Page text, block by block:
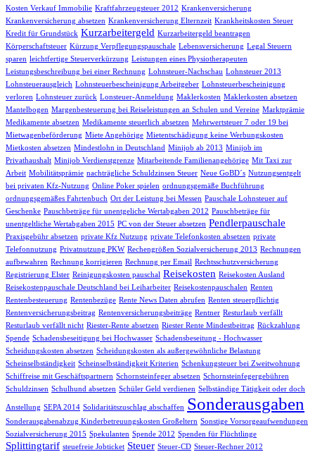
Kosten Verkauf Immobilie Kraftfahrzeugsteuer 2012 Krankenversicherung
Krankenversicherung absetzen Krankenversicherung Elternzeit Krankheitskosten Steuer
Kredit für Grundstück Kurzarbeitergeld Kurzarbeitergeld beantragen
Körperschaftsteuer Kürzung Verpflegungspauschale Lebensversicherung Legal Steuern
sparen leichtfertige Steuerverkürzung Leistungen eines Physiotherapeuten
Leistungsbeschreibung bei einer Rechnung Lohnsteuer-Nachschau Lohnsteuer 2013
Lohnsteuerausgleich Lohnsteuerbescheinigung Arbeitgeber Lohnsteuerbescheinigung
verloren Lohnsteuer zurück Lonsteuer-Anmeldung Maklerkosten Maklerkosten absetzen
Mantelbogen Margenbesteuerung bei Reiseleistungen an Schulen und Vereine Marktprämie
Medikamente absetzen Medikamente steuerlich absetzen Mehrwertsteuer 7 oder 19 bei
Mietwagenbeförderung Miete Angehörige Mietentschädigung keine Werbungskosten
Mietkosten absetzen Mindestlohn in Deutschland Minijob ab 2013 Minijob im
Privathaushalt Minijob Verdienstgrenze Mitarbeitende Familienangehörige Mit Taxi zur
Arbeit Mobilitätsprämie nachträgliche Schuldzinsen Steuer Neue GoBD´s Nutzungsentgelt
bei privaten Kfz-Nutzung Online Poker spielen ordnungsgemäße Buchführung
ordnungsgemäßes Fahrtenbuch Ort der Leistung bei Messen Pauschale Lohnsteuer auf
Geschenke Pauschbeträge für unentgeliche Wertabgaben 2012 Pauschbeträge für
unentgeltliche Wertabgaben 2015 PC von der Steuer absetzen Pendlerpauschale
Praxisgebühr absetzen private Kfz Nutzung private Telefonkosten absetzen private
Telefonnutzung Privatnutzung PKW Rechengrößen Sozialversicherung 2013 Rechnungen
aufbewahren Rechnung korrigieren Rechnung per Email Rechtsschutzversicherung
Registrierung Elster Reinigungskosten pauschal Reisekosten Reisekosten Ausland
Reisekostenpauschale Deutschland bei Leiharbeiter Reisekostenpauschalen Renten
Rentenbesteuerung Rentenbezüge Rente News Daten abrufen Renten steuerpflichtig
Rentenversicherungsbeitrag Rentenversicherungsbeiträge Rentner Resturlaub verfällt
Resturlaub verfällt nicht Riester-Rente absetzen Riester Rente Mindestbeitrag Rückzahlung
Spende Schadensbeseitigung bei Hochwasser Schadensbeseitung - Hochwasser
Scheidungskosten absetzen Scheidungskosten als außergewöhnliche Belastung
Scheinselbständigkeit Scheinselbständigkeit Kriterien Schenkungsteuer bei Zweitwohnung
Schiffreise mit Geschäftspartnern Schornsteinfeger absetzen Schornsteinfegergebühren
Schuldzinsen Schulhund absetzen Schüler Geld verdienen Selbständige Tätigkeit oder doch
Anstellung SEPA 2014 Solidaritätszuschlag abschaffen Sonderausgaben
Sonderausgabenabzug Kinderbetreuungskosten Großeltern Sonstige Vorsorgeaufwendungen
Sozialversicherung 2015 Spekulanten Spende 2012 Spenden für Flüchtlinge
Splittingtarif steuefreie Jobticket Steuer Steuer-CD Steuer-Rechner 2012